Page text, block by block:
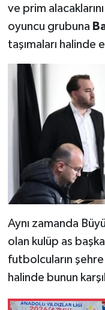
ve prim
oyuncu grubuna
taşımaları
Aynı zamanda
olan kulüp as
futbolcuların
halinde bunun